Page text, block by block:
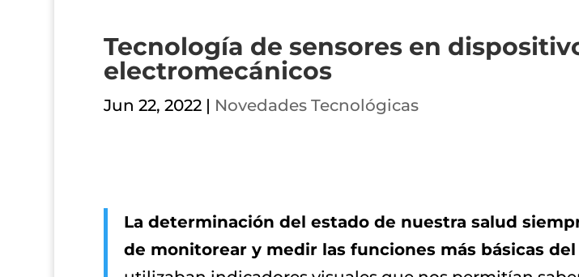
Tecnología de sensores en
electromecánicos
Jun 22, 2022| Novedades Tecnológicas
La determinación del estado de nuestra salud
de monitorear y medir las funciones más básicas